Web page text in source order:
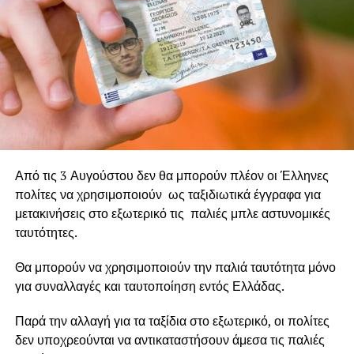
και συνεργασία ανάμεσα στους πολίτες, την τοπική
αυτοδιοίκηση και το κράτος.
Σημαίνει, επίσης, αλληλεγγύη, εθελοντισμό και
υπευθυνότητα. Τρεις αξίες που εξακολουθούν να
δοκιμάζονται στη χώρα μας, παρά το γεγονός ότι έχουμε
βιώσει τραγωδίες πρωτοφανούς έκτασης, οι οποίες
άφησαν βαθιά τραύματα στην κοινωνία. Αν δεν
δράση, οι εικόνες της καταστροφής θα συνεχίσουν να
επαναλαμβάνονται, κάθε καλοκαίρι, σε ζωντανή μετάδοση.
Από τις 3 Αυγούστου δεν θα μπορούν πλέον οι Έλληνες
πολίτες να χρησιμοποιούν ως ταξιδιωτικά έγγραφα για
μετακινήσεις στο εξωτερικό τις παλιές μπλε αστυνομικές
ταυτότητες.
Θα μπορούν να χρησιμοποιούν την παλιά ταυτότητα μόνο
για συναλλαγές και ταυτοποίηση εντός Ελλάδας.
Παρά την αλλαγή για τα ταξίδια στο εξωτερικό, οι πολίτες
δεν υποχρεούνται να αντικαταστήσουν άμεσα τις παλιές